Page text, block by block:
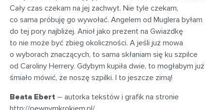
Cały czas czekam na jej zachwyt. Nie tyle czekam,
co sama próbuję go wywołać. Angelem od Muglera byłam
do tej pory najbliżej. Anioł jako prezent na Gwiazdkę
to nie może być zbieg okoliczności. A jeśli już mowa
o wyborach znaczących, to sama skłaniam się ku szpilce
od Caroliny Herrery. Gdybym kupiła dwie, to mogłabym już
śmiało mówić, że noszę szpilki. I to jeszcze zimą!
Beata Ebert – autorka tekstów i grafik na stronie